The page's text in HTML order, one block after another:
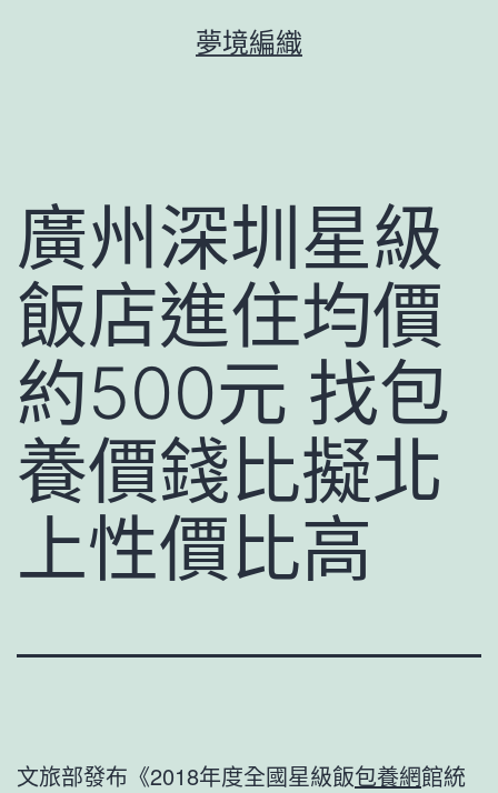
夢境編織
廣州深圳星級
飯店進住均價
約500元 找包
養價錢比擬北
上性價比高
文旅部發布《2018年度全國星級飯包養網館統